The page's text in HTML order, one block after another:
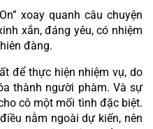
xoay quanh câu chuyện
xắn, đáng yêu, có nhiệm
đàng.
để thực hiện nhiệm vụ, do
thành người phàm. Và sự
cô một mối tình đặc biệt.
nằm ngoài dự kiến, nên